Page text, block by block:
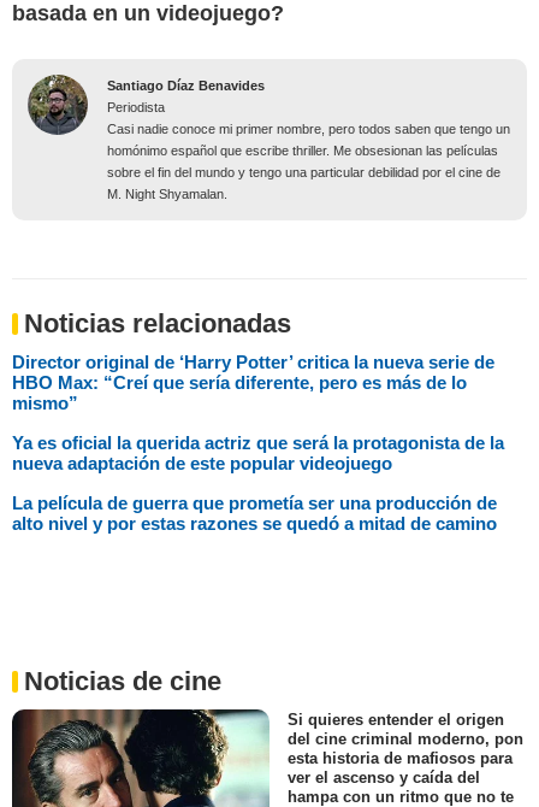
basada en un videojuego?
Santiago Díaz Benavides
Periodista
Casi nadie conoce mi primer nombre, pero todos saben que tengo un
homónimo español que escribe thriller. Me obsesionan las películas
sobre el fin del mundo y tengo una particular debilidad por el cine de
M. Night Shyamalan.
Noticias relacionadas
Director original de ‘Harry Potter’ critica la nueva serie de
HBO Max: “Creí que sería diferente, pero es más de lo
mismo”
Ya es oficial la querida actriz que será la protagonista de la
nueva adaptación de este popular videojuego
La película de guerra que prometía ser una producción de
alto nivel y por estas razones se quedó a mitad de camino
Noticias de cine
Si quieres entender el origen
del cine criminal moderno, pon
esta historia de mafiosos para
ver el ascenso y caída del
hampa con un ritmo que no te